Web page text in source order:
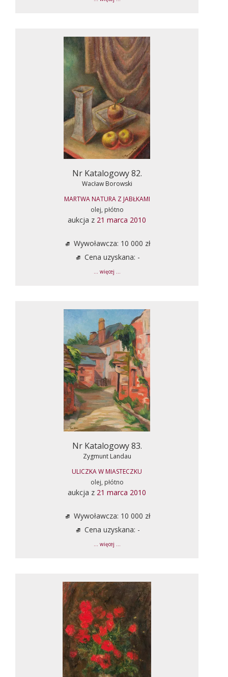
Nr Katalogowy 82.
Wacław Borowski
MARTWA NATURA Z JABŁKAMI
olej, płótno
aukcja z 21 marca 2010
Wywoławcza: 10 000 zł
Cena uzyskana: -
... więcej ...
Nr Katalogowy 83.
Zygmunt Landau
ULICZKA W MIASTECZKU
olej, płótno
aukcja z 21 marca 2010
Wywoławcza: 10 000 zł
Cena uzyskana: -
... więcej ...